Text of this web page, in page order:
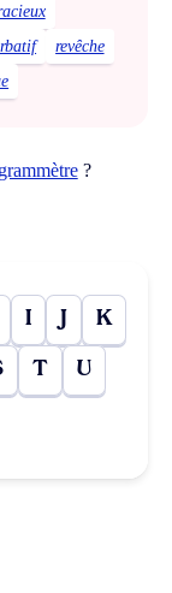
revêche
?
I J K
T U